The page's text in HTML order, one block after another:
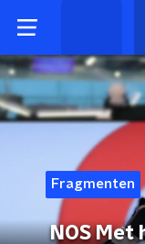
Fragmenten
NOS Met